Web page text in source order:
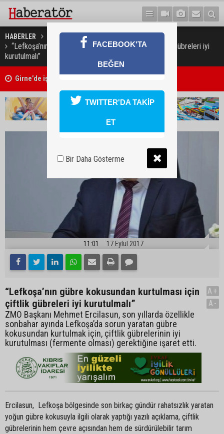
HABERLER GÜNDEM
“Lefkoşa’nın gübre kokusundan kurtulması için çiftlik gübreleri iyi
kurutulmalı”
Girne’de işlenen cinayetin ardından 7 kişi tutuklandı
11:01 17 Eylül 2017
“Lefkoşa’nın gübre kokusundan kurtulması için
çiftlik gübreleri iyi kurutulmalı”
ZMO Başkanı Mehmet Ercilasun, son yıllarda özellikle
sonbahar ayında Lefkoşa’da sorun yaratan gübre
kokusundan kurtulmak için, çiftlik gübrelerinin iyi
kurutulması (fermente olması) gerektiğine işaret etti.
A+
A-
Ercilasun, Lefkoşa bölgesinde son birkaç gündür rahatsızlık yaratan
yoğun gübre kokusuyla ilgili olarak yaptığı yazılı açıklama, çiftlik
gübrelerinin hem çevre açısından hem de sürdürülebilir tarım
FACEBOOK'TA
BEĞEN
TWITTER'DA TAKİP
ET
Bir Daha Gösterme